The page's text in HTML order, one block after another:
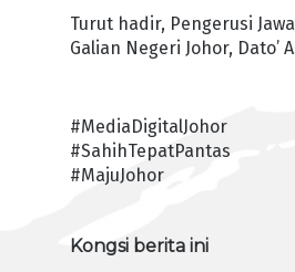
Turut hadir, Pengerusi
Galian Negeri Johor,
#MediaDigitalJohor
#SahihTepatPantas
#MajuJohor
Kongsi berita ini